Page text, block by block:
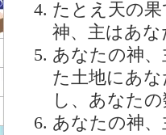
たとえ天の
神、主はあ
あなたの神
た土地にあ
し、あなた
あなたの神